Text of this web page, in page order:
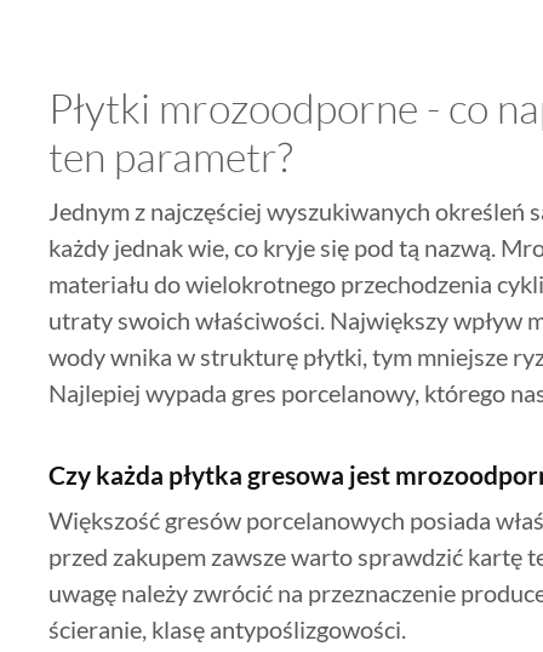
Płytki mrozoodporne - co
ten parametr?
Jednym z najczęściej wyszukiwanych określeń
każdy jednak wie, co kryje się pod tą nazwą.
materiału do wielokrotnego przechodzenia
utraty swoich właściwości. Największy wpływ
wody wnika w strukturę płytki, tym mniejsze
Najlepiej wypada gres porcelanowy, którego
Czy każda płytka gresowa jest
Większość gresów porcelanowych posiada
przed zakupem zawsze warto sprawdzić kartę
uwagę należy zwrócić na przeznaczenie
ścieranie, klasę antypoślizgowości.